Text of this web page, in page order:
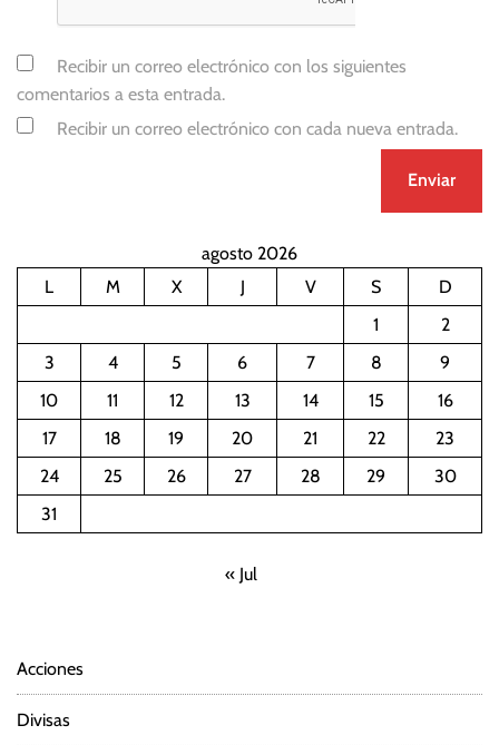
Recibir un correo electrónico con los siguientes
comentarios a esta entrada.
Recibir un correo electrónico con cada nueva entrada.
agosto 2026
L
M X J V S
D
1
2
3
4 5 6 7 8
9
10
11 12 13 14 15
16
17
18 19 20 21 22
23
24
25 26 27 28 29
30
31
« Jul
Acciones
Divisas